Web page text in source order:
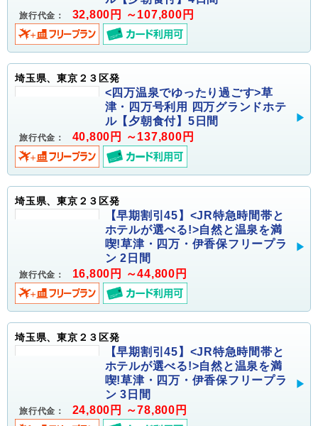
旅行代金： 32,800円 ～107,800円
埼玉県、東京２３区発
<四万温泉でゆったり過ごす>草
津・四万号利用 四万グランドホテ
ル【夕朝食付】5日間
旅行代金： 40,800円 ～137,800円
埼玉県、東京２３区発
【早期割引45】<JR特急時間帯と
ホテルが選べる!>自然と温泉を満
喫!草津・四万・伊香保フリープラ
ン 2日間
旅行代金： 16,800円 ～44,800円
埼玉県、東京２３区発
【早期割引45】<JR特急時間帯と
ホテルが選べる!>自然と温泉を満
喫!草津・四万・伊香保フリープラ
ン 3日間
旅行代金： 24,800円 ～78,800円